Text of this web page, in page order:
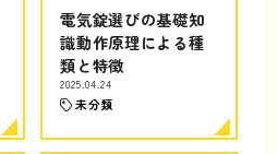
電気錠選びの基礎知
識動作原理による種
類と特徴
2025.04.24
未分類